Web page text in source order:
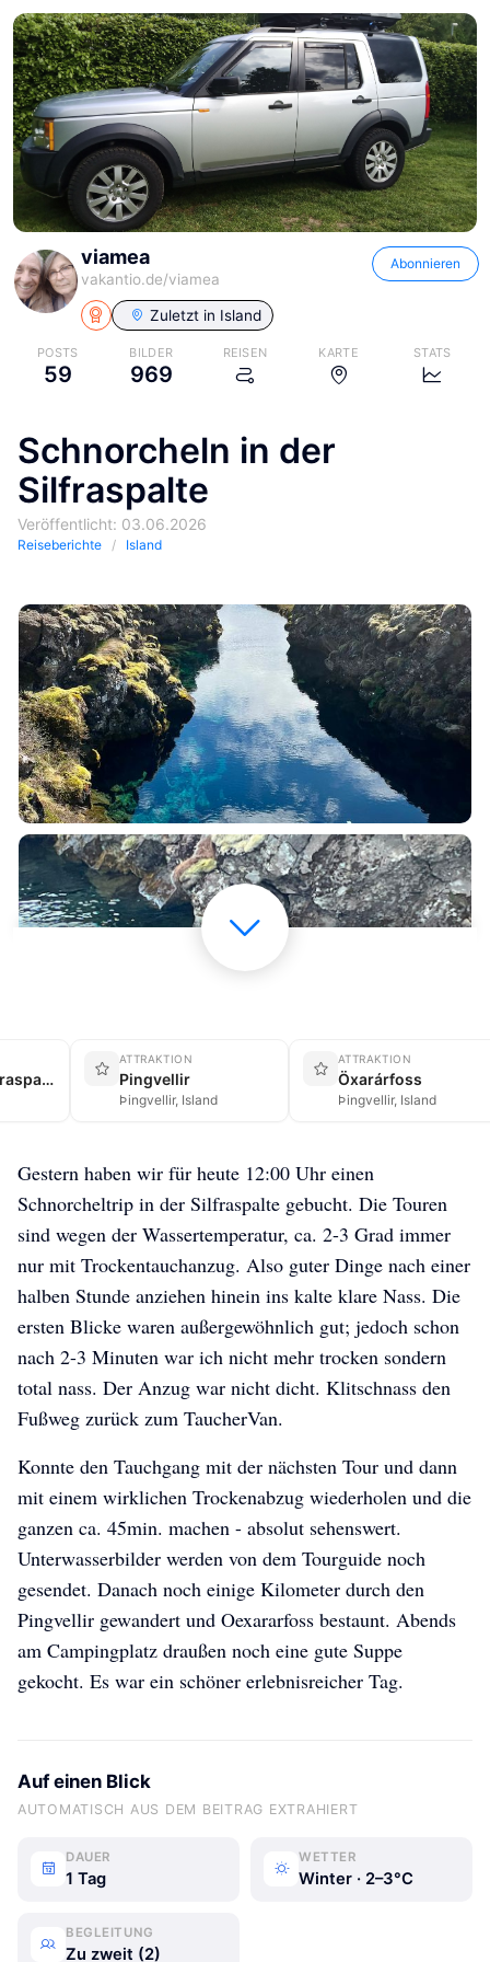
viamea
vakantio.de/viamea
Abonnieren
Zuletzt in Island
POSTS
59
BILDER
969
REISEN KARTE STATS
Schnorcheln in der
Silfraspalte
Veröffentlicht: 03.06.2026
Reiseberichte Island
Schnorcheltrip in der Silfraspalte
ATTRAKTION
Pingvellir
Þingvellir, Island
ATTRAKTION
Öxarárfoss
Þingvellir, Island
Gestern haben wir für heute 12:00 Uhr einen
Schnorcheltrip in der Silfraspalte gebucht. Die Touren
sind wegen der Wassertemperatur, ca. 2-3 Grad immer
nur mit Trockentauchanzug. Also guter Dinge nach einer
halben Stunde anziehen hinein ins kalte klare Nass. Die
ersten Blicke waren außergewöhnlich gut; jedoch schon
nach 2-3 Minuten war ich nicht mehr trocken sondern
total nass. Der Anzug war nicht dicht. Klitschnass den
Fußweg zurück zum TaucherVan.
Konnte den Tauchgang mit der nächsten Tour und dann
mit einem wirklichen Trockenabzug wiederholen und die
ganzen ca. 45min. machen - absolut sehenswert.
Unterwasserbilder werden von dem Tourguide noch
gesendet. Danach noch einige Kilometer durch den
Pingvellir gewandert und Oexararfoss bestaunt. Abends
am Campingplatz draußen noch eine gute Suppe
gekocht. Es war ein schöner erlebnisreicher Tag.
Auf einen Blick
AUTOMATISCH AUS DEM BEITRAG EXTRAHIERT
DAUER
1 Tag
WETTER
Winter · 2–3°C
BEGLEITUNG
Zu zweit (2)